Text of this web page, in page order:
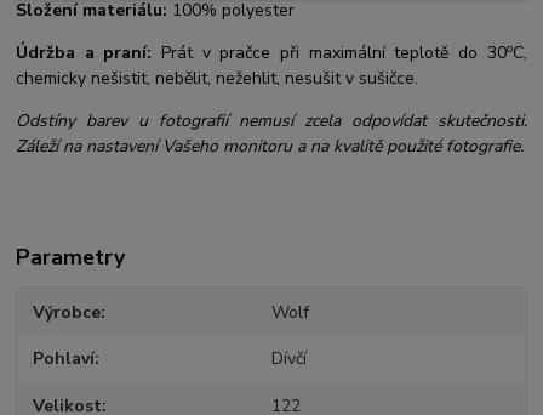
Složení materiálu: 100% polyester
Údržba a praní: Prát v pračce při maximální teplotě do 30oC,
chemicky nešistit, nebělit, nežehlit, nesušit v sušičce.
Odstíny barev u fotografií nemusí zcela odpovídat skutečnosti.
Záleží na nastavení Vašeho monitoru a na kvalitě použité fotografie.
Parametry
Výrobce Wolf
Pohlaví Dívčí
Velikost 122